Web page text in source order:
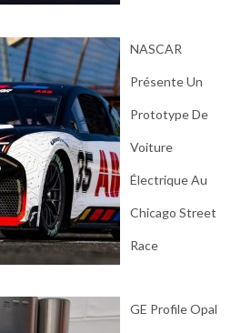
NASCAR
Présente Un
Prototype De
Voiture
Électrique Au
Chicago Street
Race
GE Profile Opal